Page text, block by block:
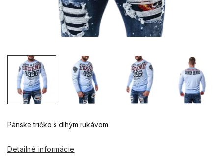
Pánske tričko s dlhým rukávom
Detailné informácie